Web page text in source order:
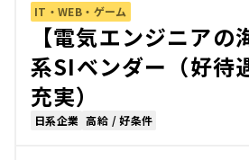
IT・WEB・ゲーム
【電気エンジニアの
系SIベンダー（好待
充実）
日系企業 高給 / 好条件